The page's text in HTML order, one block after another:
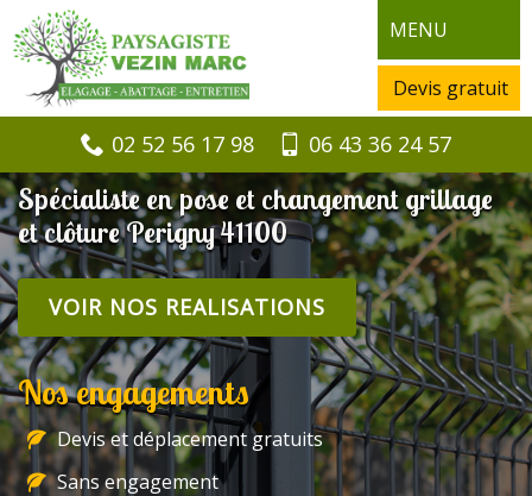
MENU
Devis gratuit
02 52 56 17 98 06 43 36 24 57
Spécialiste en pose et changement grillage
et clôture Perigny 41100
VOIR NOS REALISATIONS
Nos engagements
Devis et déplacement gratuits
Sans engagement